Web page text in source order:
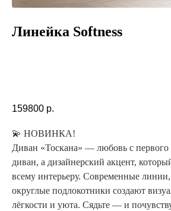
Линейка Softness
159800 р.
💫 НОВИНКА!
Диван «Тоскана» — любовь с первого
диван, а дизайнерский акцент,
всему интерьеру. Современные
округлые подлокотники создают
лёгкости и уюта. Сядьте — и